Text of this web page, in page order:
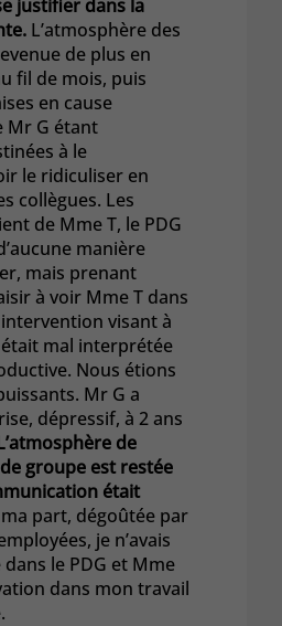
justifier dans la
L’atmosphère des
de plus en
fil de mois, puis
en cause
Mr G étant
à le
le ridiculiser en
collègues. Les
de Mme T, le PDG
manière
mais prenant
à voir Mme T dans
intervention visant à
mal interprétée
Nous étions
Mr G a
dépressif, à 2 ans
de
groupe est restée
était
part, dégoûtée par
je n’avais
le PDG et Mme
dans mon travail